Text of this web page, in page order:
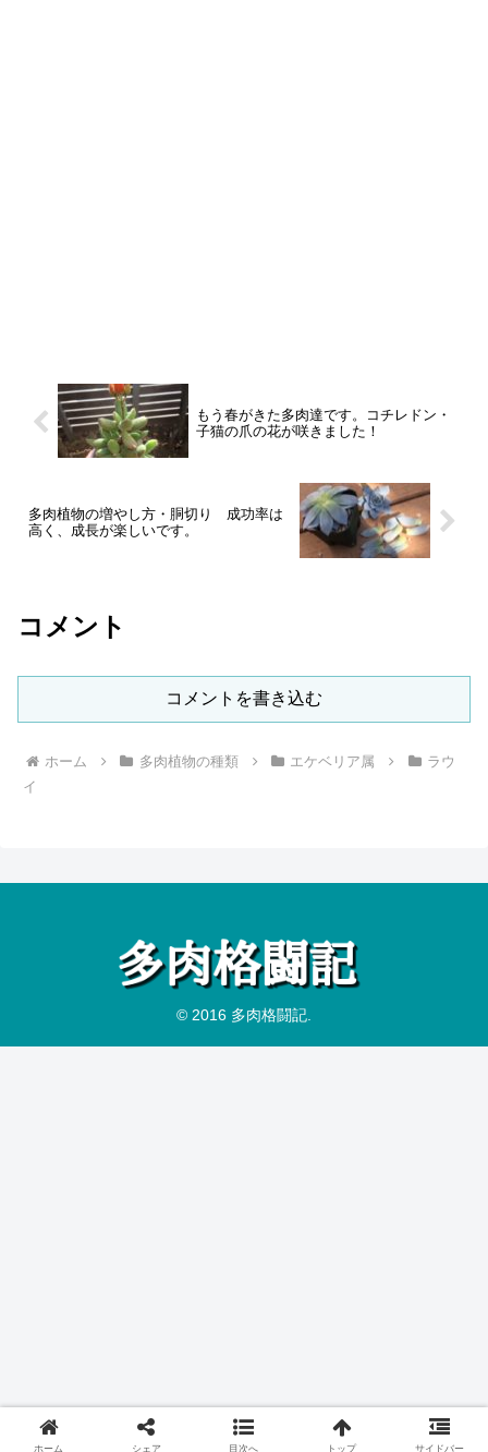
もう春がきた多肉達です。コチレドン・
子猫の爪の花が咲きました！
多肉植物の増やし方・胴切り 成功率は
高く、成長が楽しいです。
コメント
コメントを書き込む
ホーム 多肉植物の種類 エケベリア属
ラウ
イ
© 2016 多肉格闘記.
ホーム シェア 目次へ トップ サイドバー